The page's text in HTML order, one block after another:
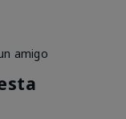
amigo